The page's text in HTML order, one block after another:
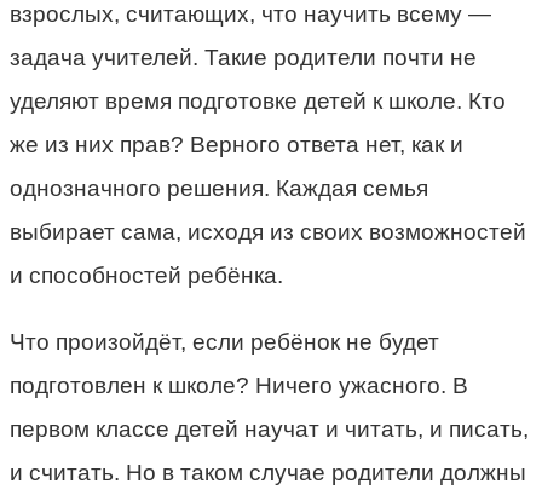
взрослых, считающих, что научить всему —
задача учителей. Такие родители почти не
уделяют время подготовке детей к школе. Кто
же из них прав? Верного ответа нет, как и
однозначного решения. Каждая семья
выбирает сама, исходя из своих возможностей
и способностей ребёнка.
Что произойдёт, если ребёнок не будет
подготовлен к школе? Ничего ужасного. В
первом классе детей научат и читать, и писать,
и считать. Но в таком случае родители должны